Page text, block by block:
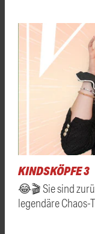
KINDSKÖPFE 3
😂🎬 Sie sind
legendäre